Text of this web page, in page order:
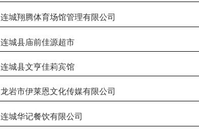
连城翔腾体育场馆管理有限公司
连城县庙前佳源超市
连城县文亨佳莉宾馆
龙岩市伊莱恩文化传媒有限公司
连城华记餐饮有限公司